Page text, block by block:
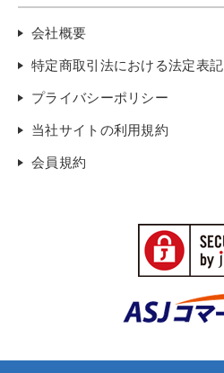
会社概要
特定商取引法における法定表記
プライバシーポリシー
当社サイトの利用規約
会員規約